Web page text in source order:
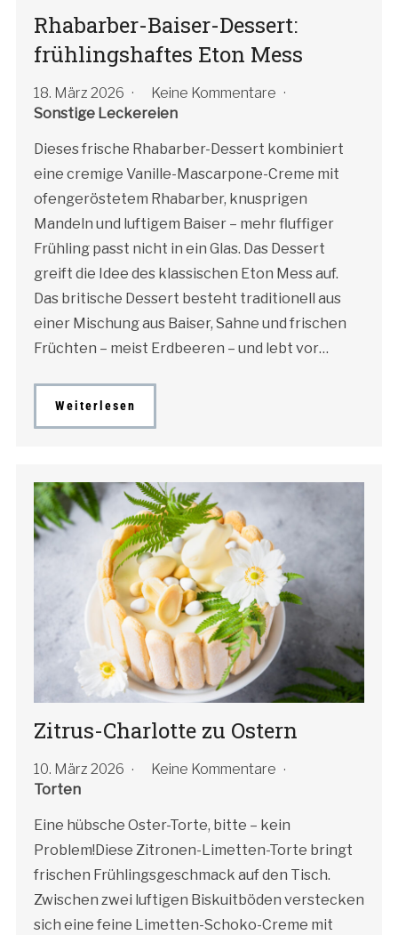
Rhabarber-Baiser-Dessert:
frühlingshaftes Eton Mess
18. März 2026
Keine Kommentare
Sonstige Leckereien
Dieses frische Rhabarber-Dessert kombiniert
eine cremige Vanille-Mascarpone-Creme mit
ofengeröstetem Rhabarber, knusprigen
Mandeln und luftigem Baiser – mehr fluffiger
Frühling passt nicht in ein Glas. Das Dessert
greift die Idee des klassischen Eton Mess auf.
Das britische Dessert besteht traditionell aus
einer Mischung aus Baiser, Sahne und frischen
Früchten – meist Erdbeeren – und lebt vor…
Weiterlesen
Zitrus-Charlotte zu Ostern
10. März 2026
Keine Kommentare
Torten
Eine hübsche Oster-Torte, bitte – kein
Problem!Diese Zitronen-Limetten-Torte bringt
frischen Frühlingsgeschmack auf den Tisch.
Zwischen zwei luftigen Biskuitböden verstecken
sich eine feine Limetten-Schoko-Creme mit